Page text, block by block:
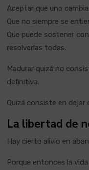
Aceptar que uno cambia.
Que no siempre se
Que puede sostener
resolverlas todas.
Madurar quizá no
definitiva.
Quizá consiste en dejar
La libertad de
Hay cierto alivio en
Porque entonces la